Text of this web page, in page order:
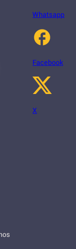
Whatsapp
Facebook
X